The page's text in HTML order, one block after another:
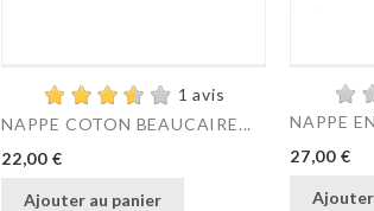
1 avis
NAPPE COTON BEAUCAIRE...
Prix
22,00 €
Ajouter au panier
NAPPE
Prix
27,00 €
Ajouter